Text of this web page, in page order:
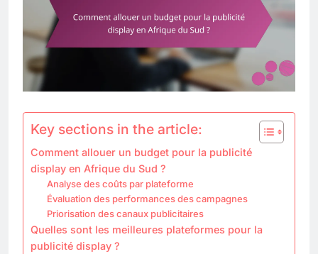
Key sections in the article:
Comment allouer un budget pour la publicité
display en Afrique du Sud ?
Analyse des coûts par plateforme
Évaluation des performances des campagnes
Priorisation des canaux publicitaires
Quelles sont les meilleures plateformes pour la
publicité display ?